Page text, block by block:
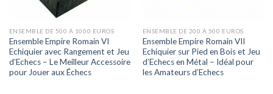
ENSEMBLE DE 500 À 1000 EUROS
Ensemble Empire Romain VI
Echiquier avec Rangement et Jeu
d’Echecs – Le Meilleur Accessoire
pour Jouer aux Échecs
ENSEMBLE DE 200 À 500 EUROS
Ensemble Empire Romain VII
Echiquier sur Pied en Bois et Jeu
d’Echecs en Métal – Idéal pour
les Amateurs d’Echecs